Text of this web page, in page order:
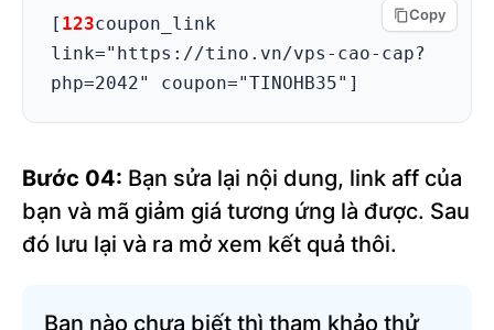
items: center; margin: 25px 0;
clear: both; }
.coupon-box-wp { max-width: 210px;
.coupon-input-container-wp {
height: 48px; }
.coupon-box-wp input {
padding: 12px !important; border:
radius: 6px !important;
Copy
[ 123coupon_link
link="https://tino.vn/vps-cao-cap?
php=2042" coupon="TINOHB35"]
Bước 04: Bạn sửa lại nội dung, link aff của
bạn và mã giảm giá tương ứng là được. Sau
đó lưu lại và ra mở xem kết quả thôi.
Bạn nào chưa biết thì tham khảo thử